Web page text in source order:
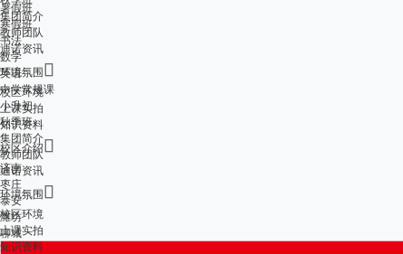
集团简介
教师团队
迪诺资讯
环境氛围
校区环境
上课实拍
知识资料
校区介绍
济南
枣庄
泰安
潍坊
聊城
暑假班
寒假班
书法
数学
英语
中学常规课
小升初
秋季班
集团简介
教师团队
迪诺资讯
环境氛围
校区环境
上课实拍
知识资料